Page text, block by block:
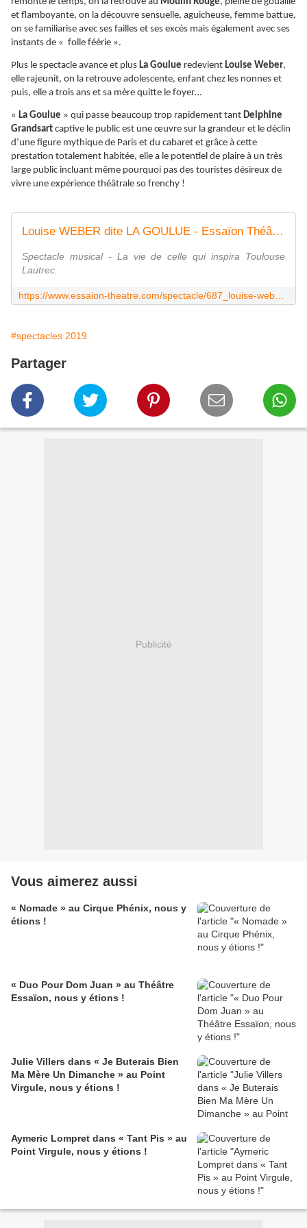
et flamboyante, on la découvre sensuelle, aguicheuse, femme battue,
on se familiarise avec ses failles et ses excès mais également avec ses
instants de « folle féérie ».
Plus le spectacle avance et plus La Goulue redevient Louise Weber,
elle rajeunit, on la retrouve adolescente, enfant chez les nonnes et
puis, elle a trois ans et sa mère quitte le foyer…
« La Goulue » qui passe beaucoup trop rapidement tant Delphine
Grandsart captive le public est une œuvre sur la grandeur et le déclin
d’une figure mythique de Paris et du cabaret et grâce à cette
prestation totalement habitée, elle a le potentiel de plaire à un très
large public incluant même pourquoi pas des touristes désireux de
vivre une expérience théâtrale so frenchy !
Louise WEBER dite LA GOULUE - Essaïon Théâtre
Spectacle musical - La vie de celle qui inspira Toulouse
Lautrec.
https://www.essaion-theatre.com/spectacle/687_louise-weber-dite-la-goulue.html
#spectacles 2019
Partager
Publicité
Vous aimerez aussi
« Nomade » au Cirque Phénix, nous y
étions !
« Duo Pour Dom Juan » au Théâtre
Essaïon, nous y étions !
Julie Villers dans « Je Buterais Bien
Ma Mère Un Dimanche » au Point
Virgule, nous y étions !
Aymeric Lompret dans « Tant Pis » au
Point Virgule, nous y étions !